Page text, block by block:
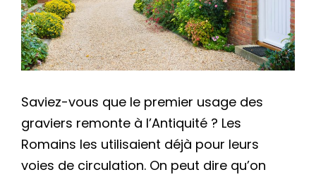
Saviez-vous que le premier usage des
graviers remonte à l’Antiquité ? Les
Romains les utilisaient déjà pour leurs
voies de circulation. On peut dire qu’on